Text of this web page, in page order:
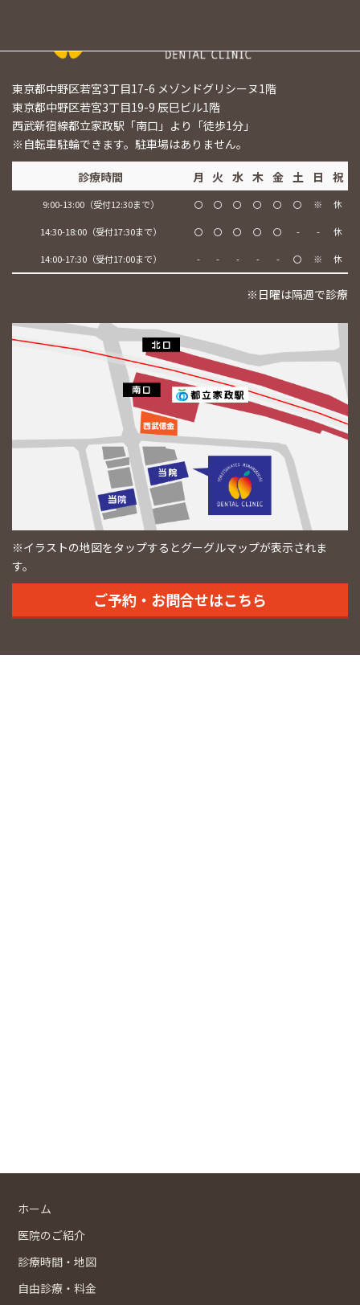
東京都中野区若宮3丁目17-6 メゾンドグリシーヌ1階
東京都中野区若宮3丁目19-9 辰巳ビル1階
西武新宿線都立家政駅「南口」より「徒歩1分」
※自転車駐輪できます。駐車場はありません。
診療時間 月 火 水 木 金 土 日 祝
9:00-13:00（受付12:30まで） 〇 〇 〇 〇 〇 〇 ※ 休
14:30-18:00（受付17:30まで） 〇 〇 〇 〇 〇 - - 休
14:00-17:30（受付17:00まで） - - - - - 〇 ※ 休
※日曜は隔週で診療
※イラストの地図をタップするとグーグルマップが表示されま
す。
ご予約・お問合せはこちら
ホーム
医院のご紹介
診療時間・地図
自由診療・料金